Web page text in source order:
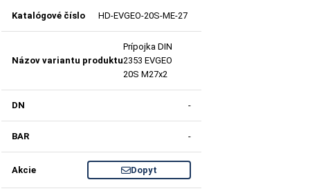
HD-EVGEO-20S-ME-27
Prípojka DIN
2353 EVGEO
20S M27x2
-
-
Dopyt